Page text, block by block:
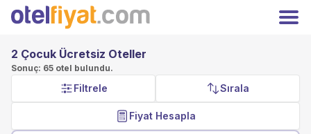
Hoşgeldiniz
Giriş
Yap
TRYTürk Lirası
Oteller
2 Çocuk Ücretsiz Oteller
Sonuç: 65 otel bulundu.
Filtrele Sırala
Fiyat Hesapla